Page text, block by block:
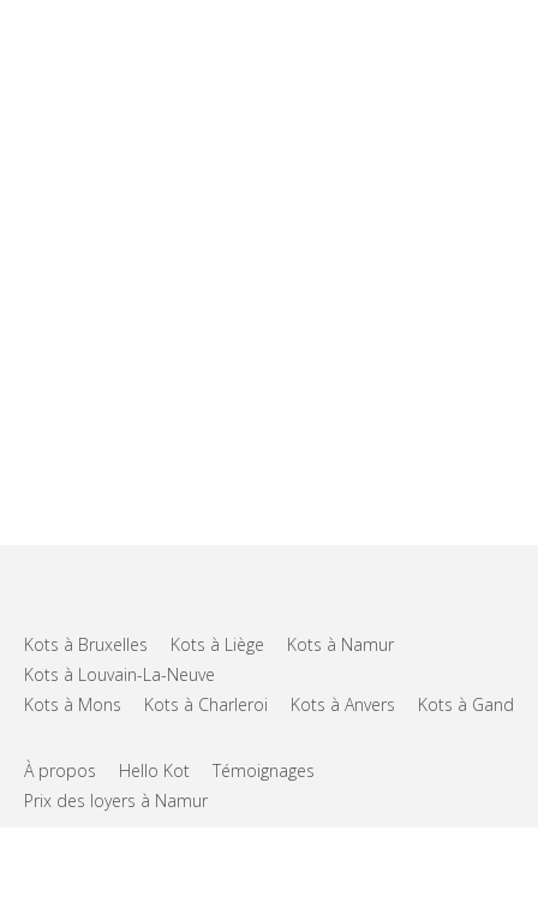
Kots à Bruxelles Kots à Liège
Kots à Namur
Kots à Louvain-La-Neuve
Kots à Mons
Kots à Charleroi Kots à Anvers Kots à Gand
À propos Hello Kot
Témoignages
Prix des loyers à Namur